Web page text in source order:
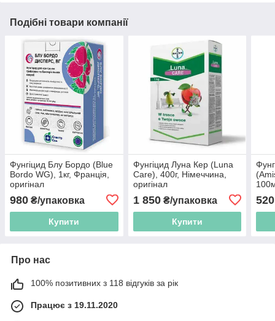
Подібні товари компанії
Фунгіцид Блу Бордо (Blue
Bordo WG), 1кг, Франція,
оригінал
980 ₴/упаковка
Купити
Фунгіцид Луна Кер (Luna
Care), 400г, Німеччина,
оригінал
1 850₴/упаковка
Купити
520
Про нас
100% позитивних з 118 відгуків за рік
Працює з 19.11.2020